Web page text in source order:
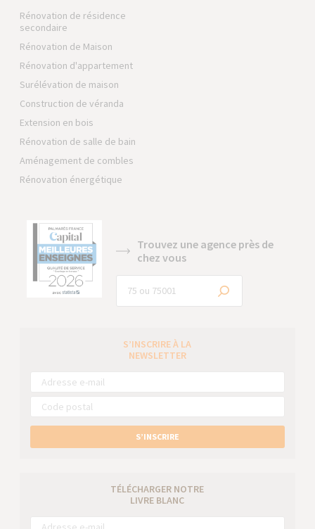
Rénovation de résidence
secondaire
Rénovation de Maison
Rénovation d'appartement
Surélévation de maison
Construction de véranda
Extension en bois
Rénovation de salle de bain
Aménagement de combles
Rénovation énergétique
Trouvez une agence près de
chez vous
S’INSCRIRE À LA
NEWSLETTER
S’INSCRIRE
TÉLÉCHARGER NOTRE
LIVRE BLANC